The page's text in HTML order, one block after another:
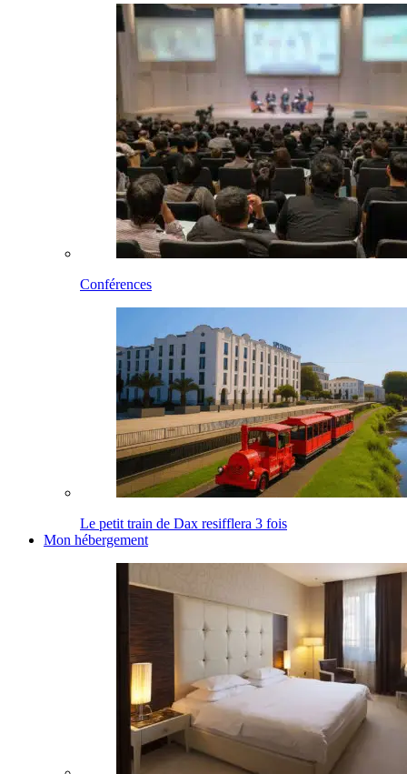
Conférences
Le petit train de Dax resifflera 3 fois
Mon hébergement